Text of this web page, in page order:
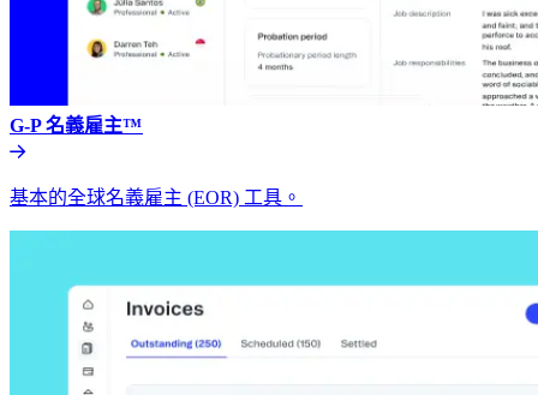
G-P 名義雇主™​​
基本的全球名義雇主 (EOR) 工具。​​